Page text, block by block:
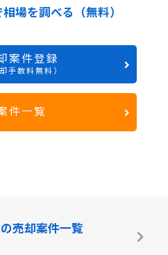
場を調べる（無料）
案件登録
却手数料無料）
件一覧
売却案件一覧